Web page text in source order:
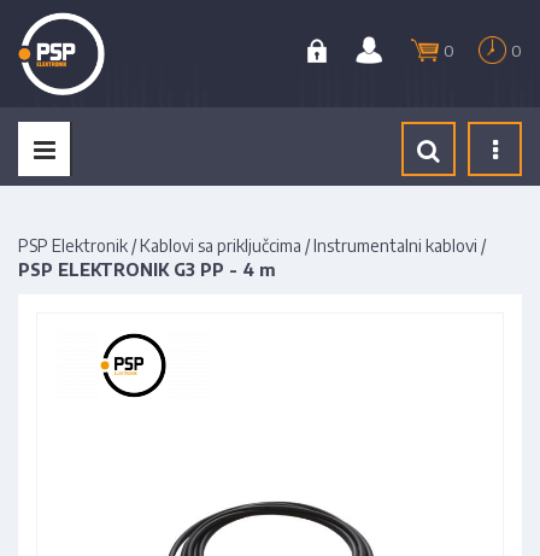
0 0
PSP Elektronik /Kablovi sa priključcima /Instrumentalni kablovi /
PSP ELEKTRONIK G3 PP - 4 m